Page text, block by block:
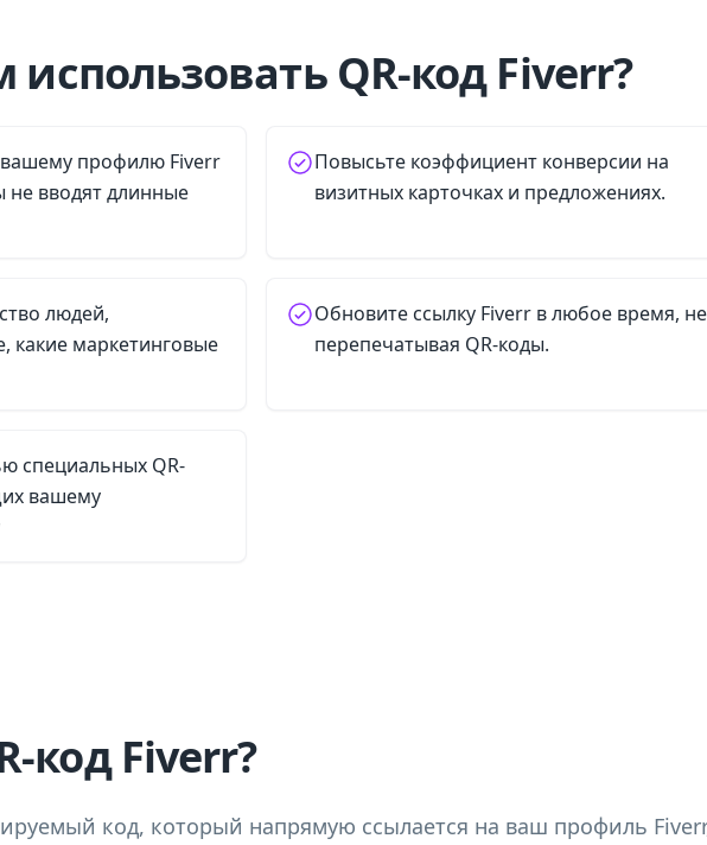
использовать QR-код Fiverr?
профилю Fiverr
не вводят длинные
Повысьте коэффициент конверсии на
визитных карточках и предложениях.
людей,
какие маркетинговые
Обновите ссылку Fiverr в любое время, не
перепечатывая QR-коды.
специальных QR-
вашему
код Fiverr?
код, который напрямую ссылается на ваш профиль